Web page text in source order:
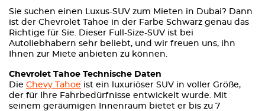
Sie suchen einen Luxus-SUV zum Mieten in Dubai? Dann
ist der Chevrolet Tahoe in der Farbe Schwarz genau das
Richtige für Sie. Dieser Full-Size-SUV ist bei
Autoliebhabern sehr beliebt, und wir freuen uns, ihn
Ihnen zur Miete anbieten zu können.
Chevrolet Tahoe Technische Daten
Die Chevy Tahoe ist ein luxuriöser SUV in voller Größe,
der für Ihre Fahrbedürfnisse entwickelt wurde. Mit
seinem geräumigen Innenraum bietet er bis zu 7